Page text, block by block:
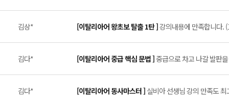
김상* [이탈리아어 왕초보 탈출 1탄 ]강의내용에 만족합니다.
김다* [이탈리아어 중급 핵심 문법 ]중급으로 차고 나갈 발판
김다* [이탈리아어 동사마스터 ] 실비아 선생님 강의 만족도 최